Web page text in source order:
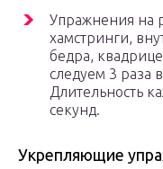
Упражнения на
хамстринги,
бедра,
следуем 3 раза
Длительность
секунд.
Укрепляющие